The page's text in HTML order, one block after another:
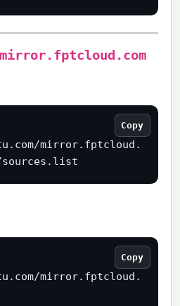
mirror.fptcloud.com
mirror.fptcloud.
Copy
mirror.fptcloud.
Copy